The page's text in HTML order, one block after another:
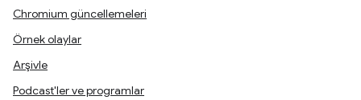
Chromium güncellemeleri
Örnek olaylar
Arşivle
Podcast'ler ve programlar